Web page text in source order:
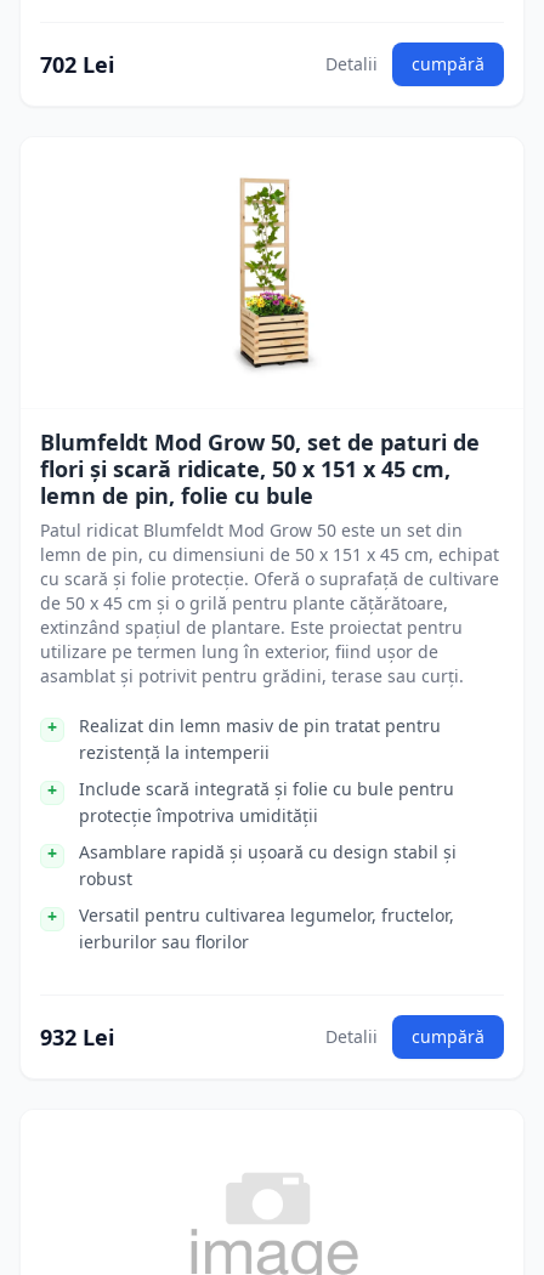
702 Lei Detalii cumpără
Blumfeldt Mod Grow 50, set de paturi de
flori și scară ridicate, 50 x 151 x 45 cm,
lemn de pin, folie cu bule
Patul ridicat Blumfeldt Mod Grow 50 este un set din
lemn de pin, cu dimensiuni de 50 x 151 x 45 cm, echipat
cu scară și folie protecție. Oferă o suprafață de cultivare
de 50 x 45 cm și o grilă pentru plante cățărătoare,
extinzând spațiul de plantare. Este proiectat pentru
utilizare pe termen lung în exterior, fiind ușor de
asamblat și potrivit pentru grădini, terase sau curți.
Realizat din lemn masiv de pin tratat pentru
rezistență la intemperii
Include scară integrată și folie cu bule pentru
protecție împotriva umidității
Asamblare rapidă și ușoară cu design stabil și
robust
Versatil pentru cultivarea legumelor, fructelor,
ierburilor sau florilor
932 Lei Detalii cumpără